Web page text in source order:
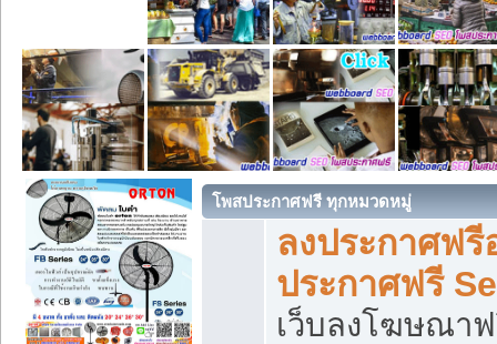
โพสประกาศฟรี ทุกหมวดหมู่
ลงประกาศฟ
ประกาศฟรี
เว็บลงโฆษณา